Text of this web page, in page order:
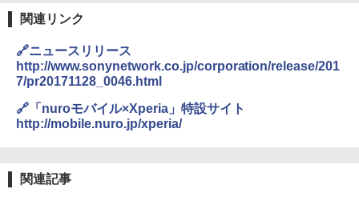
関連リンク
🔗ニュースリリース
http://www.sonynetwork.co.jp/corporation/release/201
7/pr20171128_0046.html
🔗「nuroモバイル×Xperia」特設サイト
http://mobile.nuro.jp/xperia/
関連記事